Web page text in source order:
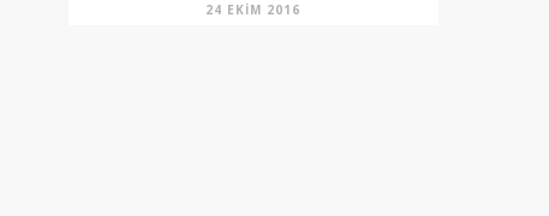
24 EKIM 2016